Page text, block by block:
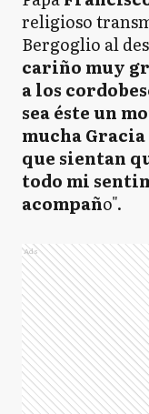
religioso
Bergoglio al
cariño muy
a los
sea éste un
mucha
que sientan
todo mi
acompaño".
Ads